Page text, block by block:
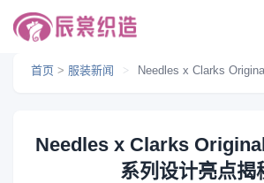
首页 > 服装新闻 > Needles x Clarks Originals 首次
Needles x Clarks
系列设计亮点揭